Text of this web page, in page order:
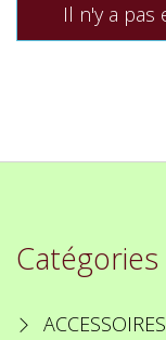
Il n'y a pas
Catégories
ACCESSOIRES